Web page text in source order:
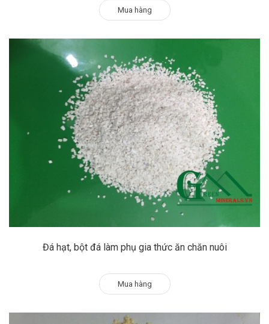
Mua hàng
Đá hạt, bột đá làm phụ gia thức ăn chăn nuôi
Mua hàng